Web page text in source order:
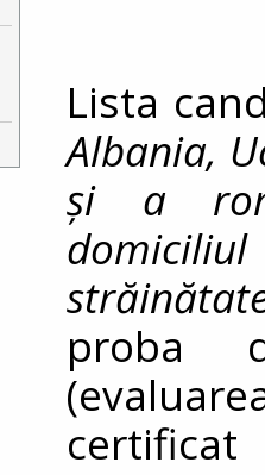
Lista
Albania,
și a
proba